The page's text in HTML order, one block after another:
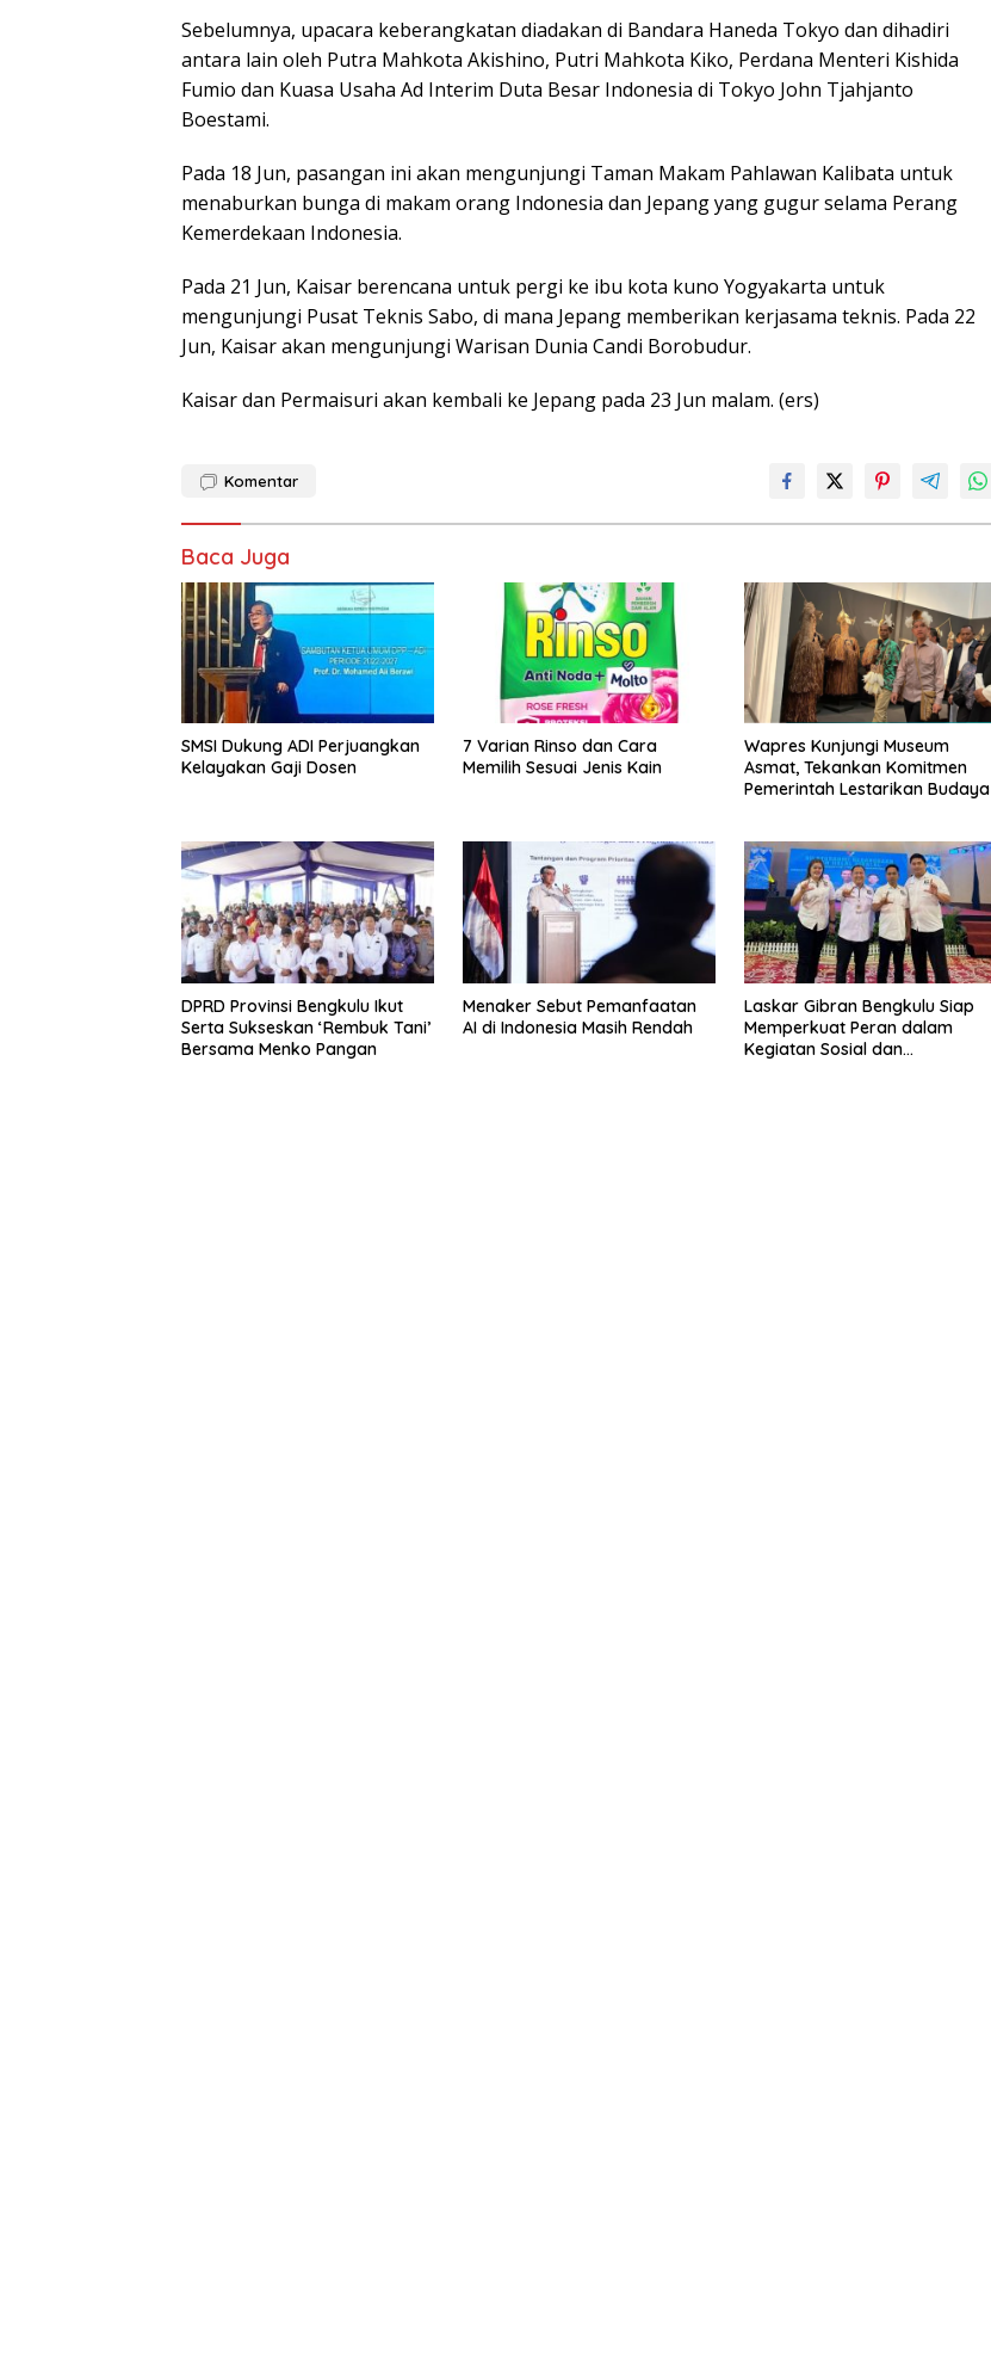
Sebelumnya, upacara keberangkatan diadakan di Bandara Haneda Tokyo dan dihadiri
antara lain oleh Putra Mahkota Akishino, Putri Mahkota Kiko, Perdana Menteri Kishida
Fumio dan Kuasa Usaha Ad Interim Duta Besar Indonesia di Tokyo John Tjahjanto
Boestami.
Pada 18 Jun, pasangan ini akan mengunjungi Taman Makam Pahlawan Kalibata untuk
menaburkan bunga di makam orang Indonesia dan Jepang yang gugur selama Perang
Kemerdekaan Indonesia.
Pada 21 Jun, Kaisar berencana untuk pergi ke ibu kota kuno Yogyakarta untuk
mengunjungi Pusat Teknis Sabo, di mana Jepang memberikan kerjasama teknis. Pada 22
Jun, Kaisar akan mengunjungi Warisan Dunia Candi Borobudur.
Kaisar dan Permaisuri akan kembali ke Jepang pada 23 Jun malam. (ers)
Komentar
Baca Juga
SMSI Dukung ADI Perjuangkan
Kelayakan Gaji Dosen
7 Varian Rinso dan Cara
Memilih Sesuai Jenis Kain
Wapres Kunjungi Museum
Asmat, Tekankan Komitmen
Pemerintah Lestarikan Budaya
DPRD Provinsi Bengkulu Ikut
Serta Sukseskan ‘Rembuk Tani’
Bersama Menko Pangan
Menaker Sebut Pemanfaatan
AI di Indonesia Masih Rendah
Laskar Gibran Bengkulu Siap
Memperkuat Peran dalam
Kegiatan Sosial dan